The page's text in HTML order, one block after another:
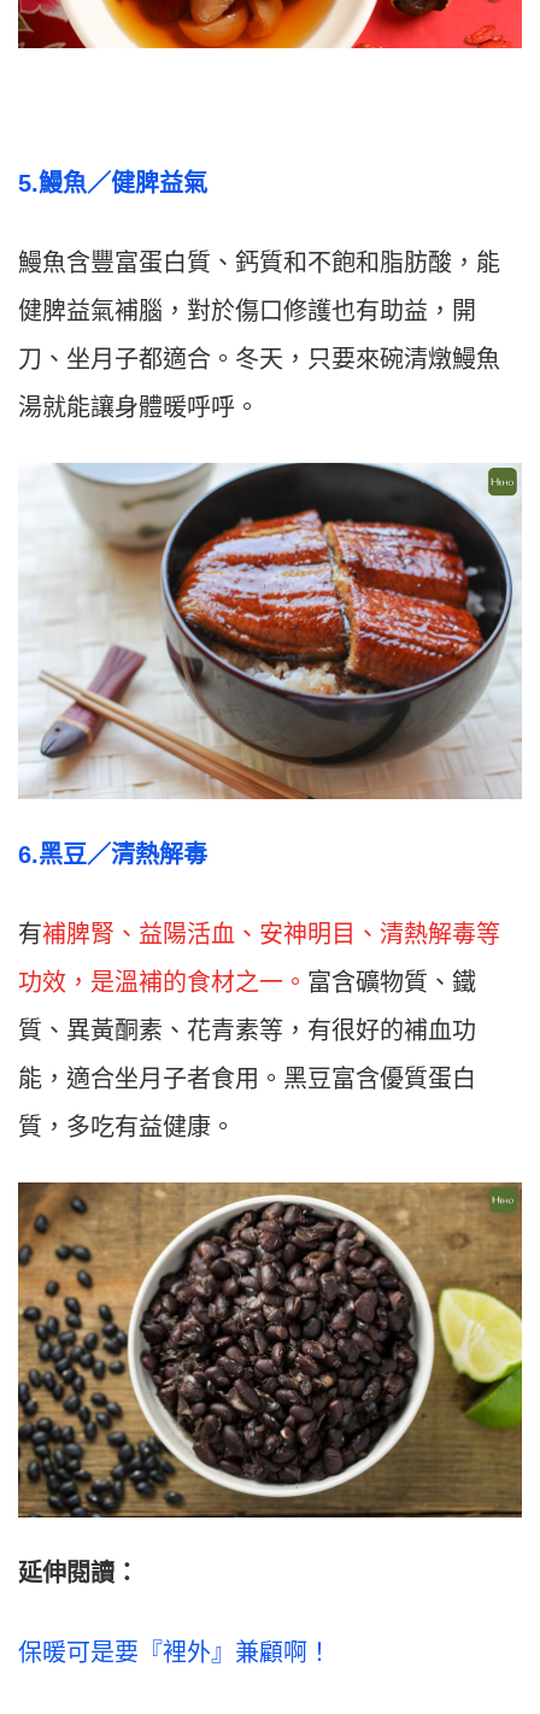
5.鰻魚／健脾益氣
鰻魚含豐富蛋白質、鈣質和不飽和脂肪酸，能
健脾益氣補腦，對於傷口修護也有助益，開
刀、坐月子都適合。冬天，只要來碗清燉鰻魚
湯就能讓身體暖呼呼。
6.黑豆／清熱解毒
有補脾腎、益陽活血、安神明目、清熱解毒等
功效，是溫補的食材之一。 富含礦物質、鐵
質、異黃酮素、花青素等，有很好的補血功
能，適合坐月子者食用。黑豆富含優質蛋白
質，多吃有益健康。
延伸閱讀：
保暖可是要『裡外』兼顧啊！